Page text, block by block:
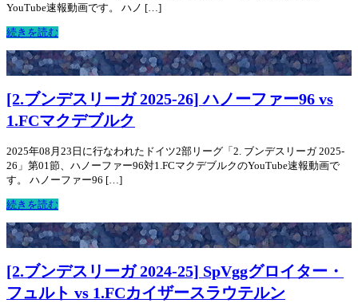
YouTube速報動画です。 ハノ […]
続きを読む
[2.ブンデスリーガ 2025-26] ハノーファー96 vs
1.FCマクデブルク
2025年08月23日に行なわれたドイツ2部リーグ「2. ブンデスリーガ 2025-
26」第01節、ハノーファー96対1.FCマクデブルクのYouTube速報動画で
す。 ハノーファー96 […]
続きを読む
[2.ブンデスリーガ 2024-25] SpVggグロイター・
フュルト vs 1.FCカイザースラウテルン